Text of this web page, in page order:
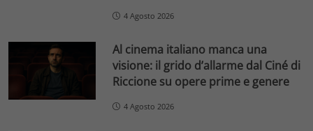
4 Agosto 2026
Al cinema italiano manca una
visione: il grido d’allarme dal Ciné di
Riccione su opere prime e genere
4 Agosto 2026